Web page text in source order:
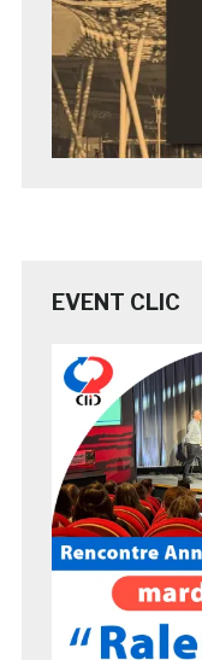
EVENT CLIC